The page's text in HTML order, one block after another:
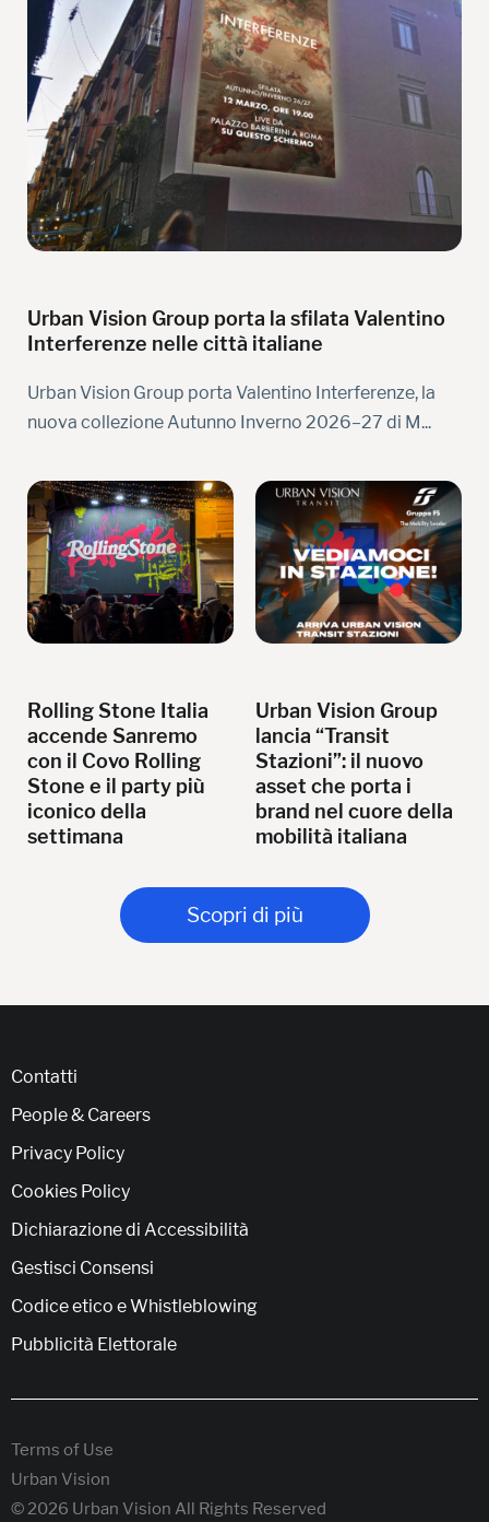
Urban Vision Group porta la sfilata Valentino
Interferenze nelle città italiane
Urban Vision Group porta Valentino Interferenze, la
nuova collezione Autunno Inverno 2026–27 di M...
Rolling Stone Italia
accende Sanremo
con il Covo Rolling
Stone e il party più
iconico della
settimana
Urban Vision Group
lancia “Transit
Stazioni”: il nuovo
asset che porta i
brand nel cuore della
mobilità italiana
Scopri di più
Contatti
People & Careers
Privacy Policy
Cookies Policy
Dichiarazione di Accessibilità
Gestisci Consensi
Codice etico e Whistleblowing
Pubblicità Elettorale
Terms of Use
Urban Vision
© 2026 Urban Vision All Rights Reserved